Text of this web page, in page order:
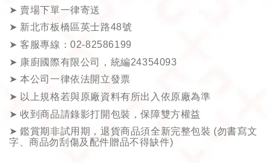
➤ 賣場下單一律寄送
➤ 新北市板橋區英士路48號
➤ 客服專線：02-82586199
➤ 康廚國際有限公司，統編24354093
➤ 本公司一律依法開立發票
➤ 以上規格若與原廠資料有所出入依原廠為準
➤ 收到商品請錄影打開包裝，保障雙方權益
➤ 鑑賞期非試用期，退貨商品須全新完整包裝 (勿書寫文
字、商品勿刮傷及配件贈品不得缺件)